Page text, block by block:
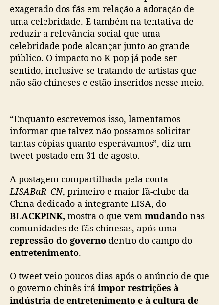
ó
s
a
r
e
p
r
e
o
d
a
i
a
à
i
n
d
t
r
exagerado dos fãs em relação a adoração de
uma celebridade. E também na tentativa de
reduzir a relevância social que uma
celebridade pode alcançar junto ao grande
público. O impacto no K-pop já pode ser
sentido, inclusive se tratando de artistas que
não são chineses e estão inseridos nesse meio.
“Enquanto escrevemos isso, lamentamos
informar que talvez não possamos solicitar
tantas cópias quanto esperávamos”, diz um
tweet postado em 31 de agosto.
A postagem compartilhada pela conta
LISABaR_CN, primeiro e maior fã-clube da
China dedicado a integrante LISA, do
BLACKPINK, mostra o que vem mudando nas
comunidades de fãs chinesas, após uma
repressão do governo dentro do campo do
entretenimento.
O tweet veio poucos dias após o anúncio de que
o governo chinês irá impor restrições à
indústria de entretenimento e à cultura de